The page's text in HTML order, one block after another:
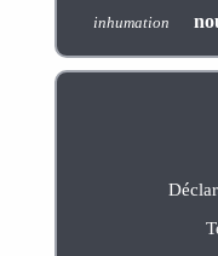
inhumation